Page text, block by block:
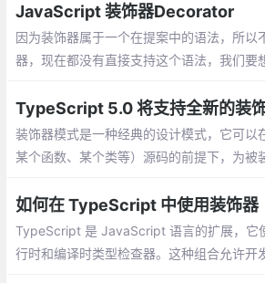
JavaScript 装饰器Decorator
因为装饰器属于一个在提案中的语法，所以
器，现在都没有直接支持这个语法，我们要
编译环境。
TypeScript 5.0 将支持全新的装饰
装饰器模式是一种经典的设计模式，它可以
某个函数、某个类等）源码的前提下，为被
依赖注入等等
如何在 TypeScript 中使用装饰器
TypeScript 是 JavaScript 语言的扩展，它
行时和编译时类型检查器。这种组合允许开